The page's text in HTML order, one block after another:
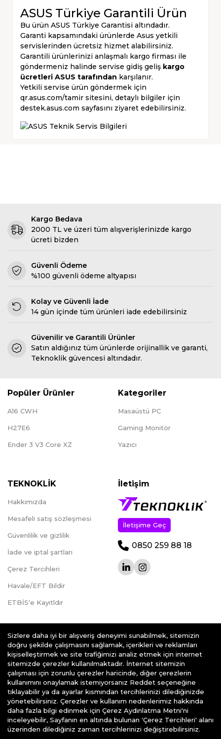
ASUS Türkiye Garantili Ürün
Bu ürün ASUS Türkiye Garantisi altındadır.
Garanti kapsamındaki ürünlerde Asus yetkili
servislerinden ücretsiz hizmet alabilirsiniz.
Garantili ürünlerinizi anlaşmalı kargo firması ile
göndermeniz halinde servise gidiş geliş kargo
ücretleri ASUS tarafından karşılanır.
Yetkili servise ürün göndermek için
qr.asus.com/tamir sitesini, detaylı bilgiler için
destek.asus.com sayfasını ziyaret edebilirsiniz.
Kargo Bedava
2000 TL ve üzeri tüm alışverişlerinizde kargo
ücreti bizden
Güvenli Ödeme
%100 güvenli ödeme altyapısı
Kolay ve Güvenli İade
14 gün içinde tüm ürünleri iade edebilirsiniz
Güvenilir ve Garantili Ürünler
Satın aldığınız tüm ürünlerde orijinallik ve garanti,
Teknoklik güvencesi altındadır.
Popüler Ürünler
A16 CWH
H27E6
Ender 3 V3 Core XZ
Kategoriler
Masaüstü PC
Gaming Monitör
Yazıcı
TEKNOKLİK
Hakkımızda
Mesafeli satış sözleşmesi
Güvenlilik ve gizlilik
İade ve iptal şartları
Çerez Tercihleri
Havale/EFT Bildir
ETBİS'e Kayıtldır
İletişim
İletişime Geç
0850 259 88 18
teknoklik.com © 2026 - Her Hakkı Saklıdır.
e-ticaret alt yapısı ile hazırlanmıştır
Sizlere daha iyi bir alışveriş deneyimi sunabilmek, sitemizin
doğru şekilde çalışmasını sağlamak, içerikleri ve reklamları
kişiselleştirmek ve site trafiğimizi analiz etmek için internet
sitemizde çerezler kullanılmaktadır. İnternet sitemizin
çalışması için zorunlu çerezler haricinde, diğer çerezlerin
kullanımını onaylamak istemiyorsanız Reddet seçeneğine
tıklayabilir ya da ayarlar kısmından tercihlerinizi dilediğinizde
yönetebilirsiniz. Çerezler ve kullanım nedenlerimiz hakkında
daha fazla bilgi edinmek için Çerez Aydınlatma Metni'ni
inceleyebilir, Sayfanın en altında bulunan 'Çerez Tercihleri' alanı
üzerinden dilediğiniz zaman tercihlerinizi değiştirebilirsiniz.